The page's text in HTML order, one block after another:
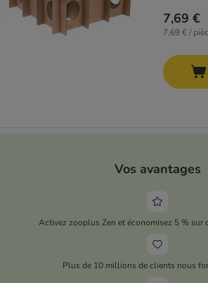
7,69 €
7,69 € /
Vos avantages
Activez zooplus Zen et économisez 5 % sur
Plus de 10 millions de clients nous